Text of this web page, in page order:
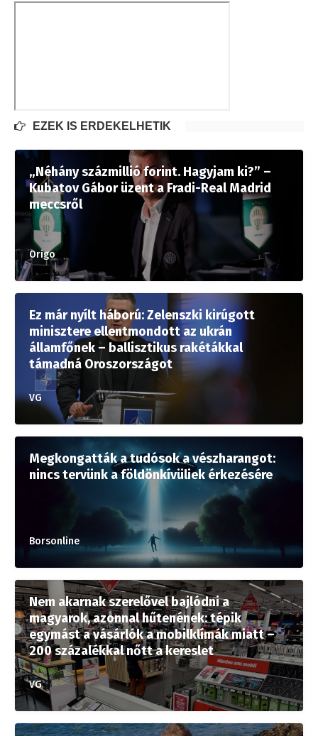
EZEK IS ÉRDEKELHETIK
„Néhány százmillió forint. Hagyjam ki?” –
Kubatov Gábor üzent a Fradi-Real Madrid
meccsről
Origo
Ez már nyílt háború: Zelenszki kirúgott
minisztere ellentmondott az ukrán
államfőnek – ballisztikus rakétákkal
támadná Oroszországot
VG
Megkongatták a tudósok a vészharangot:
nincs tervünk a földönkívüliek érkezésére
Borsonline
Nem akarnak szerelővel bajlódni a
magyarok, azonnal hűtenének: tépik
egymást a vásárlók a mobilklímák miatt –
200 százalékkal nőtt a kereslet
VG